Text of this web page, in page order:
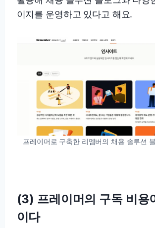
이지를 운영하고 있다고 해요.
프레이머로 구축한 리멤버의 채용 솔루션
(3) 프레이머의 구독 비용
이다